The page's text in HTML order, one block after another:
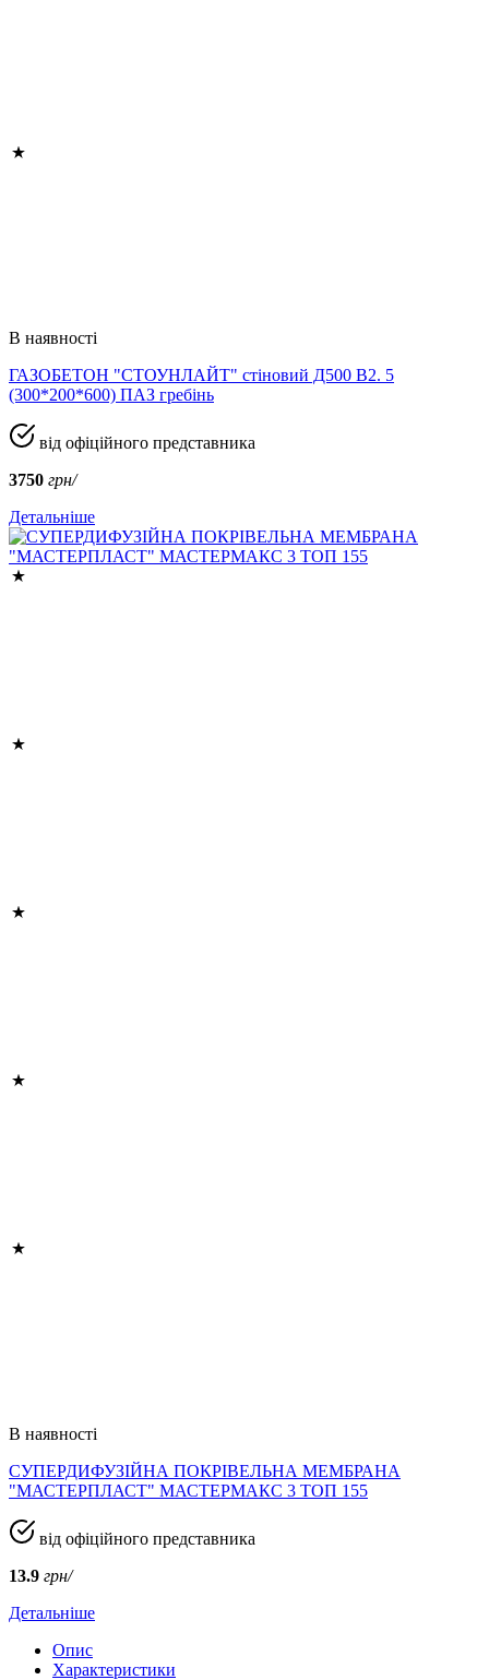
В наявності
ГАЗОБЕТОН "СТОУНЛАЙТ" стіновий Д500 В2. 5
(300*200*600) ПАЗ гребінь
від офіційного представника
3750 грн/
Детальніше
В наявності
СУПЕРДИФУЗІЙНА ПОКРІВЕЛЬНА МЕМБРАНА
"МАСТЕРПЛАСТ" МАСТЕРМАКС 3 ТОП 155
від офіційного представника
13.9 грн/
Детальніше
Опис
Характеристики